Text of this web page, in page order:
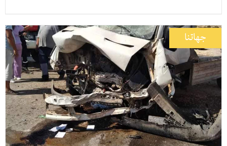
جهاتنا